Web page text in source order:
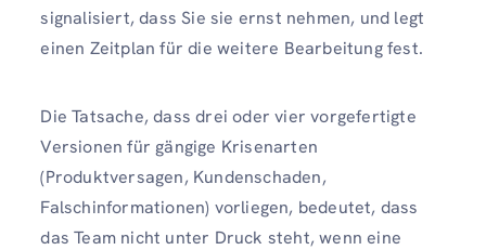
signalisiert, dass Sie sie ernst nehmen, und legt
einen Zeitplan für die weitere Bearbeitung fest.
Die Tatsache, dass drei oder vier vorgefertigte
Versionen für gängige Krisenarten
(Produktversagen, Kundenschaden,
Falschinformationen) vorliegen, bedeutet, dass
das Team nicht unter Druck steht, wenn eine